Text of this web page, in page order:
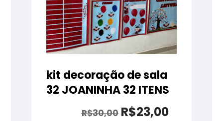
kit decoração de sala
32 JOANINHA 32 ITENS
R$30,00 R$23,00